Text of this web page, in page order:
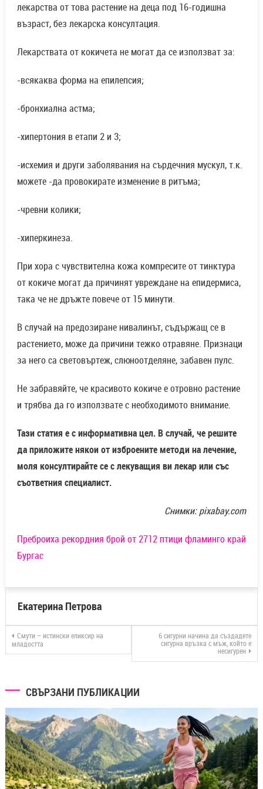
лекарства от това растение на деца под 16-годишна
възраст, без лекарска консултация.
Лекарствата от кокичета не могат да се използват за:
-всякаква форма на епилепсия;
-бронхиална астма;
-хипертония в етапи 2 и 3;
-исхемия и други заболявания на сърдечния мускул, т.к.
можете -да провокирате изменение в ритъма;
-чревни колики;
-хиперкинеза.
При хора с чувствителна кожа компресите от тинктура
от кокиче могат да причинят увреждане на епидермиса,
така че не дръжте повече от 15 минути.
В случай на предозиране нивалинът, съдържащ се в
растението, може да причини тежко отравяне. Признаци
за него са световъртеж, слюноотделяне, забавен пулс.
Не забравяйте, че красивото кокиче е отровно растение
и трябва да го използвате с необходимото внимание.
Тази статия е с информативна цел. В случай, че решите
да приложите някои от изброените методи на лечение,
моля консултирайте се с лекуващия ви лекар или със
съответния специалист.
Снимки: pixabay.com
Преброиха рекордния брой от 2712 птици фламинго край
Бургас
Екатерина Петрова
Смути – истински еликсир на
младостта
6 сигурни начина да създадете
сигурна връзка с мъж, който е
несигурен
СВЪРЗАНИ ПУБЛИКАЦИИ